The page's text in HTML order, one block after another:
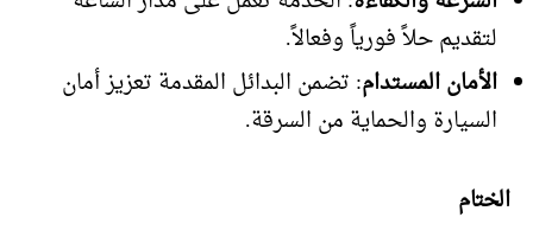
لتقديم حلاً فورياً وفعالاً.
الأمان المستدام: تضمن البدائل المقدمة تعزيز أمان
السيارة والحماية من السرقة.
الختام